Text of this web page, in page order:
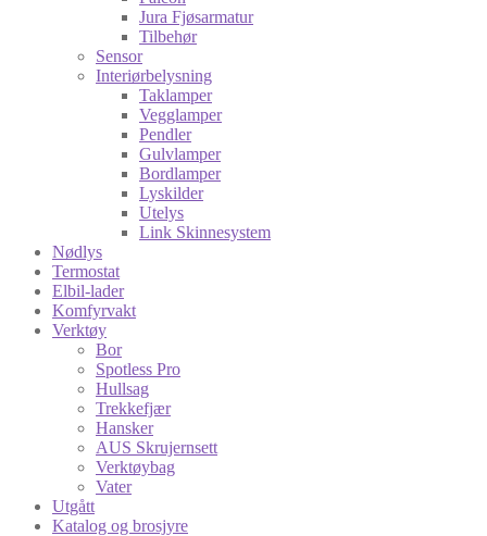
Jura Fjøsarmatur
Tilbehør
Sensor
Interiørbelysning
Taklamper
Vegglamper
Pendler
Gulvlamper
Bordlamper
Lyskilder
Utelys
Link Skinnesystem
Nødlys
Termostat
Elbil-lader
Komfyrvakt
Verktøy
Bor
Spotless Pro
Hullsag
Trekkefjær
Hansker
AUS Skrujernsett
Verktøybag
Vater
Utgått
Katalog og brosjyre